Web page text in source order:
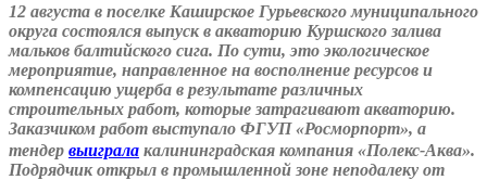
12 августа в поселке Каширское Гурьевского муниципального
округа состоялся выпуск в акваторию Куршского залива
мальков балтийского сига. По сути, это экологическое
мероприятие, направленное на восполнение ресурсов и
компенсацию ущерба в результате различных
строительных работ, которые затрагивают акваторию.
Заказчиком работ выступало ФГУП «Росморпорт», а
тендер выиграла калининградская компания «Полекс-Аква».
Подрядчик открыл в промышленной зоне неподалеку от